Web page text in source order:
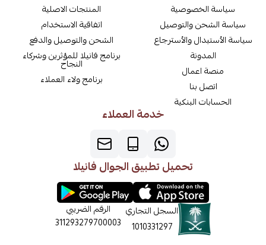
سياسة الخصوصية
سياسة الشحن والتوصيل
سياسة الأستبدال والأسترجاع
المدونة
منصة اعمال
اتصل بنا
الحسابات البنكية
المنتجات الاصلية
اتفاقية الاستخدام
الشحن والتوصيل والدفع
برنامج فانيلا للمؤثرين وشركاء
النجاح
برنامج ولاء العملاء
خدمة العملاء
تحميل تطبيق الجوال فانيلا
السجل التجاري
1010331297
الرقم الضريبي
311293279700003